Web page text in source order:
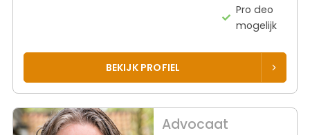
Pro deo
mogelijk
BEKIJK PROFIEL
Advocaat